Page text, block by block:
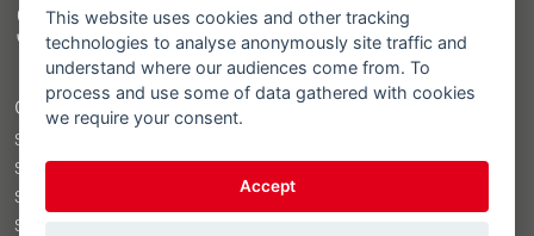
Sitemap
Caricatore frontale
STOLL ProfiLine ISOBUSConnected
STOLL ProfiLine
STOLL Solid
STOLL CompactLine
This website uses cookies and other tracking
technologies to analyse anonymously site traffic and
understand where our audiences come from. To
process and use some of data gathered with cookies
we require your consent.
Accept